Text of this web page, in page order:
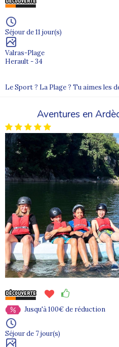
Séjour de 11 jour(s)
Valras-Plage
Herault - 34
Le Sport ? La Plage ? Tu aimes les
Aventures en
Jusqu'à 100€ de réduction
Séjour de 7 jour(s)